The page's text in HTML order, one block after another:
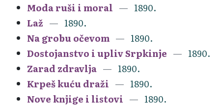
Moda ruši i moral
1890.
Laž
1890.
Na grobu očevom
1890.
Dostojanstvo i upliv Srpkinje
1890.
Zarad zdravlja
1890.
Krpeš kuću draži
1890.
Nove knjige i listovi
1890.